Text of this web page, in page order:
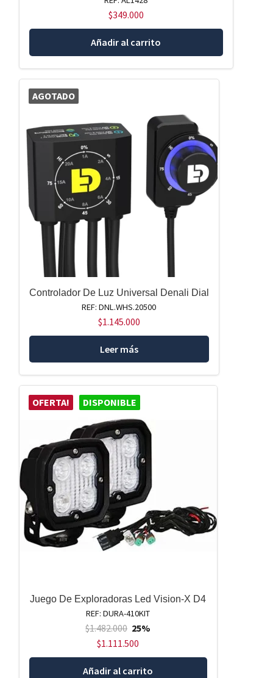
$349.000
Añadir al carrito
AGOTADO
Controlador De Luz Universal Denali Dial
REF: DNL.WHS.20500
$1.145.000
Leer más
OFERTA! DISPONIBLE
Juego De Exploradoras Led Vision-X D4
REF: DURA-410KIT
$1.482.000 25%
$1.111.500
Añadir al carrito